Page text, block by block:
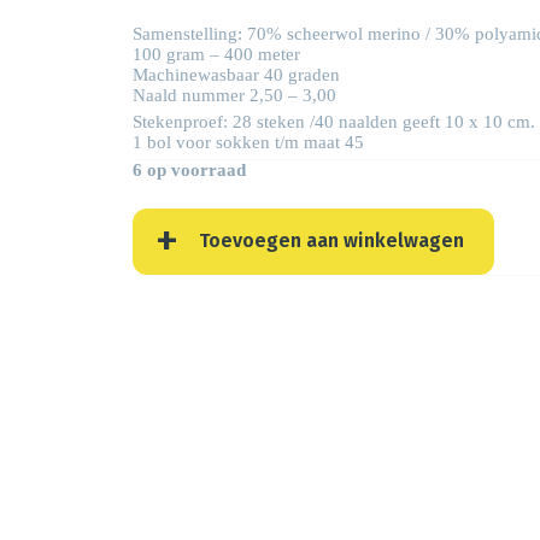
Samenstelling: 70% scheerwol merino / 30%
100 gram – 400 meter
Machinewasbaar 40 graden
Naald nummer 2,50 – 3,00
Stekenproef: 28 steken /40 naalden geeft 10 x 10 cm.
1 bol voor sokken t/m maat 45
6 op voorraad
Toevoegen aan winkelwagen